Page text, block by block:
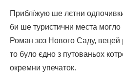
Приблїжую ше лєтни
би ше туристични места
Роман зоз Нового Саду,
то було єднo з путованьох
окремни упечаток.